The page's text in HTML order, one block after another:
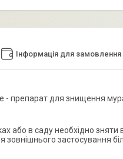
Інформація для замовлення
- препарат для знищення
або в саду необхідно
зовнішнього застосування